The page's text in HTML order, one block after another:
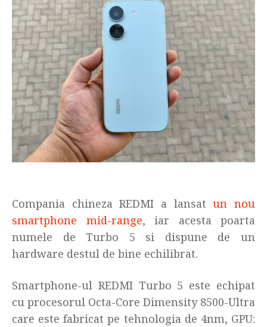
Compania chineza REDMI a lansatun nou
smartphone mid-range, iar acesta poarta
numele de Turbo 5 si dispune de un
hardware destul de bine echilibrat.
Smartphone-ul REDMI Turbo 5 este echipat
cu procesorul Octa-Core Dimensity 8500-Ultra
care este fabricat pe tehnologia de 4nm, GPU: